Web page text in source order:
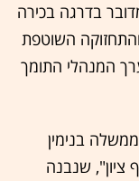
בדרגה בכירה
השוטפת
המנהלי התומך
בנימין
ציון", שנבנה